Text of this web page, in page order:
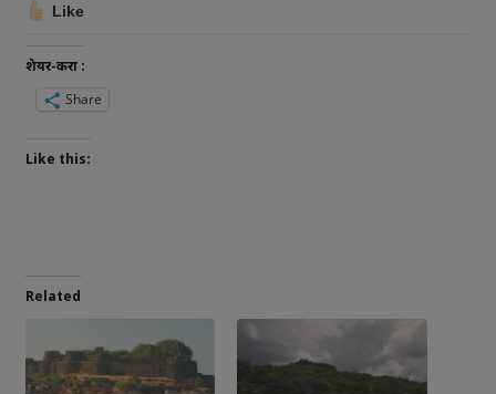
Like
शेयर-करा :
Share
Like this:
Related